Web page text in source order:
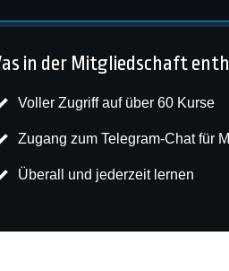
in der Mitgliedschaft
Voller Zugriff auf über 60 Kurse
Zugang zum Telegram-Chat für
Überall und jederzeit lernen